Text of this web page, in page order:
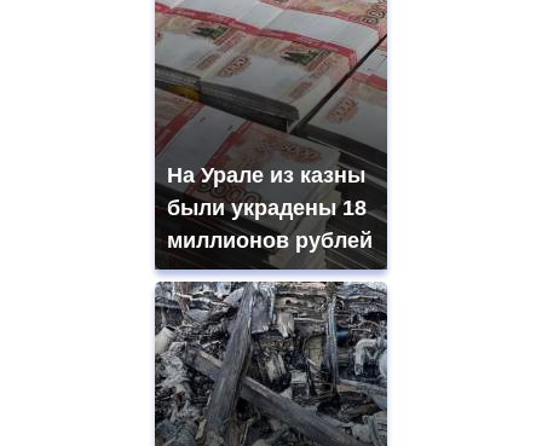
На Урале из казны
были украдены 18
миллионов рублей